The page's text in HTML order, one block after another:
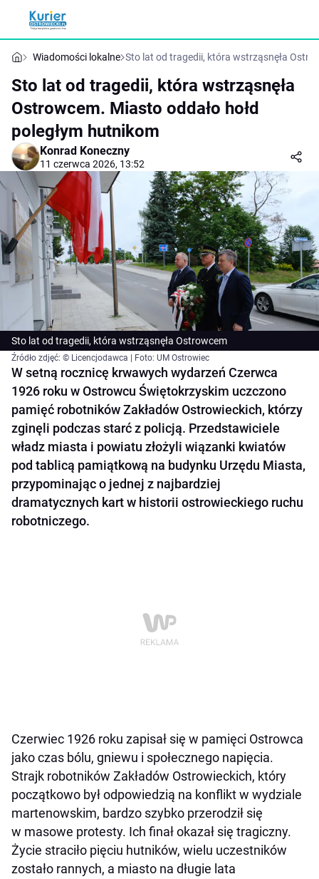
Wiadomości lokalne Sto lat od tragedii, która wstrząsnęła
Sto lat od tragedii, która wstrząsnęła
Ostrowcem. Miasto oddało hołd
poległym hutnikom
Konrad Koneczny
11 czerwca 2026, 13:52
Sto lat od tragedii, która wstrząsnęła Ostrowcem
Źródło zdjęć: © Licencjodawca | Foto: UM Ostrowiec
W setną rocznicę krwawych wydarzeń Czerwca
1926 roku w Ostrowcu Świętokrzyskim uczczono
pamięć robotników Zakładów Ostrowieckich, którzy
zginęli podczas starć z policją. Przedstawiciele
władz miasta i powiatu złożyli wiązanki kwiatów
pod tablicą pamiątkową na budynku Urzędu Miasta,
przypominając o jednej z najbardziej
dramatycznych kart w historii ostrowieckiego ruchu
robotniczego.
Czerwiec 1926 roku zapisał się w pamięci Ostrowca
jako czas bólu, gniewu i społecznego napięcia.
Strajk robotników Zakładów Ostrowieckich, który
początkowo był odpowiedzią na konflikt w wydziale
martenowskim, bardzo szybko przerodził się
w masowe protesty. Ich finał okazał się tragiczny.
Życie straciło pięciu hutników, wielu uczestników
zostało rannych, a miasto na długie lata